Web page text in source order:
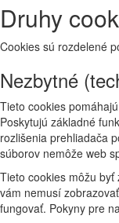
Druhy
Cookies sú rozdelené
Nezbytné
Tieto cookies
Poskytujú základné
rozlišenia prehliadača
súborov nemôže web
Tieto cookies môžu
vám nemusí
fungovať. Pokyny pre